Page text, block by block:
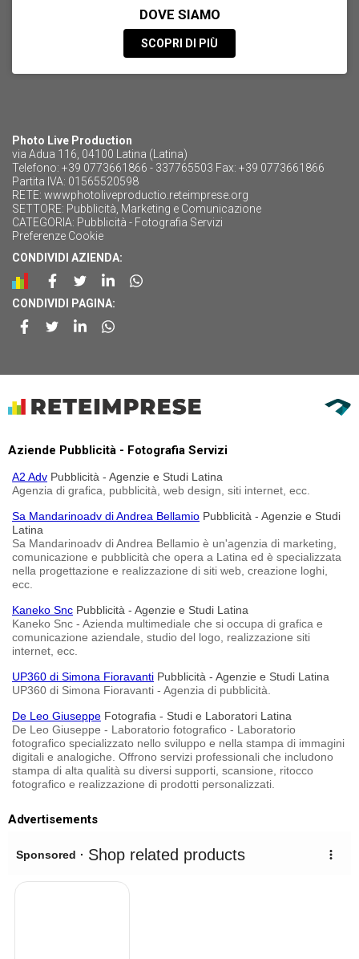
DOVE SIAMO
SCOPRI DI PIÙ
Photo Live Production
via Adua 116, 04100 Latina (Latina)
Telefono: +39 0773661866 - 337765503 Fax: +39 0773661866
Partita IVA: 01565520598
RETE: wwwphotoliveproductio.reteimprese.org
SETTORE: Pubblicità, Marketing e Comunicazione
CATEGORIA: Pubblicità - Fotografia Servizi
Preferenze Cookie
CONDIVIDI AZIENDA:
CONDIVIDI PAGINA:
Aziende Pubblicità - Fotografia Servizi
A2 Adv Pubblicità - Agenzie e Studi Latina
Agenzia di grafica, pubblicità, web design, siti internet, ecc.
Sa Mandarinoadv di Andrea Bellamio Pubblicità - Agenzie e Studi
Latina
Sa Mandarinoadv di Andrea Bellamio è un'agenzia di marketing,
comunicazione e pubblicità che opera a Latina ed è specializzata
nella progettazione e realizzazione di siti web, creazione loghi,
ecc.
Kaneko Snc Pubblicità - Agenzie e Studi Latina
Kaneko Snc - Azienda multimediale che si occupa di grafica e
comunicazione aziendale, studio del logo, realizzazione siti
internet, ecc.
UP360 di Simona Fioravanti Pubblicità - Agenzie e Studi Latina
UP360 di Simona Fioravanti - Agenzia di pubblicità.
De Leo Giuseppe Fotografia - Studi e Laboratori Latina
De Leo Giuseppe - Laboratorio fotografico - Laboratorio
fotografico specializzato nello sviluppo e nella stampa di immagini
digitali e analogiche. Offrono servizi professionali che includono
stampa di alta qualità su diversi supporti, scansione, ritocco
fotografico e realizzazione di prodotti personalizzati.
Advertisements